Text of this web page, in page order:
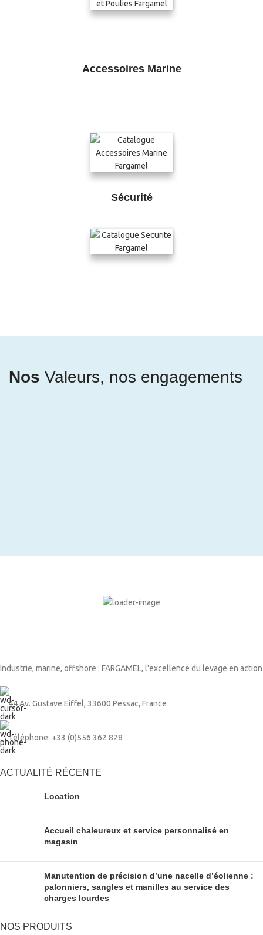
Accessoires Marine
Sécurité
Nos Valeurs, nos engagements
Industrie, marine, offshore : FARGAMEL, l'excellence du levage en action
44 Av. Gustave Eiffel, 33600 Pessac, France
Téléphone: +33 (0)556 362 828
ACTUALITÉ RÉCENTE
Location
Accueil chaleureux et service personnalisé en
magasin
Manutention de précision d’une nacelle d’éolienne :
palonniers, sangles et manilles au service des
charges lourdes
NOS PRODUITS